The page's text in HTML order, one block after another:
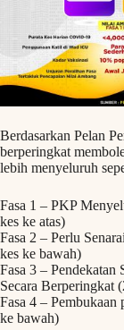
Berdasarkan Pelan
berperingkat
lebih menyeluruh
Fasa 1 – PKP
kes ke atas)
Fasa 2 – Perlu
kes ke bawah)
Fasa 3 – Pendekatan
Secara Berperingkat
Fasa 4 – Pembukaan
ke bawah)